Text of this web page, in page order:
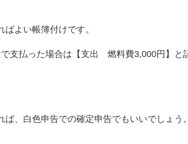
よい帳簿付けです。
支払った場合は【支出 燃料費3,000円】と
ば、白色申告での確定申告でもいいでしょう